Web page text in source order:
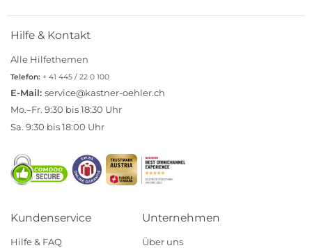
Hilfe & Kontakt
Alle Hilfethemen
Telefon: + 41 445 / 22 0 100
E-Mail: service@kastner-oehler.ch
Mo.–Fr. 9:30 bis 18:30 Uhr
Sa. 9:30 bis 18:00 Uhr
Kundenservice
Hilfe & FAQ
Unternehmen
Über uns